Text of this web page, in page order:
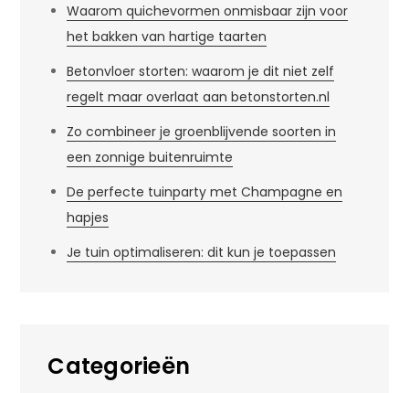
Waarom quichevormen onmisbaar zijn voor
het bakken van hartige taarten
Betonvloer storten: waarom je dit niet zelf
regelt maar overlaat aan betonstorten.nl
Zo combineer je groenblijvende soorten in
een zonnige buitenruimte
De perfecte tuinparty met Champagne en
hapjes
Je tuin optimaliseren: dit kun je toepassen
Categorieën